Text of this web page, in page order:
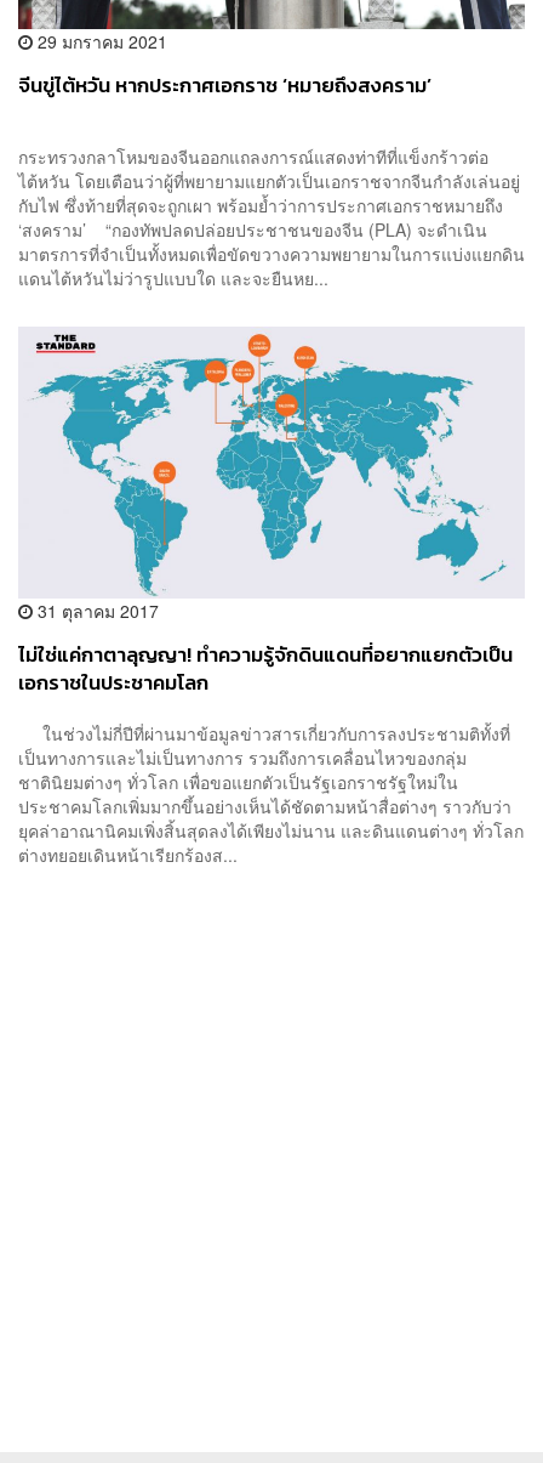
29 มกราคม 2021
จีนขู่ไต้หวัน หากประกาศเอกราช ‘หมายถึงสงคราม’
กระทรวงกลาโหมของจีนออกแถลงการณ์แสดงท่าทีที่แข็งกร้าวต่อ
ไต้หวัน โดยเตือนว่าผู้ที่พยายามแยกตัวเป็นเอกราชจากจีนกำลังเล่นอยู่
กับไฟ ซึ่งท้ายที่สุดจะถูกเผา พร้อมย้ำว่าการประกาศเอกราชหมายถึง
‘สงคราม’ “กองทัพปลดปล่อยประชาชนของจีน (PLA) จะดำเนิน
มาตรการที่จำเป็นทั้งหมดเพื่อขัดขวางความพยายามในการแบ่งแยกดิน
แดนไต้หวันไม่ว่ารูปแบบใด และจะยืนหย...
31 ตุลาคม 2017
ไม่ใช่แค่กาตาลุญญา! ทำความรู้จักดินแดนที่อยากแยกตัวเป็น
เอกราชในประชาคมโลก
ในช่วงไม่กี่ปีที่ผ่านมาข้อมูลข่าวสารเกี่ยวกับการลงประชามติทั้งที่
เป็นทางการและไม่เป็นทางการ รวมถึงการเคลื่อนไหวของกลุ่ม
ชาตินิยมต่างๆ ทั่วโลก เพื่อขอแยกตัวเป็นรัฐเอกราชรัฐใหม่ใน
ประชาคมโลกเพิ่มมากขึ้นอย่างเห็นได้ชัดตามหน้าสื่อต่างๆ ราวกับว่า
ยุคล่าอาณานิคมเพิ่งสิ้นสุดลงได้เพียงไม่นาน และดินแดนต่างๆ ทั่วโลก
ต่างทยอยเดินหน้าเรียกร้องส...